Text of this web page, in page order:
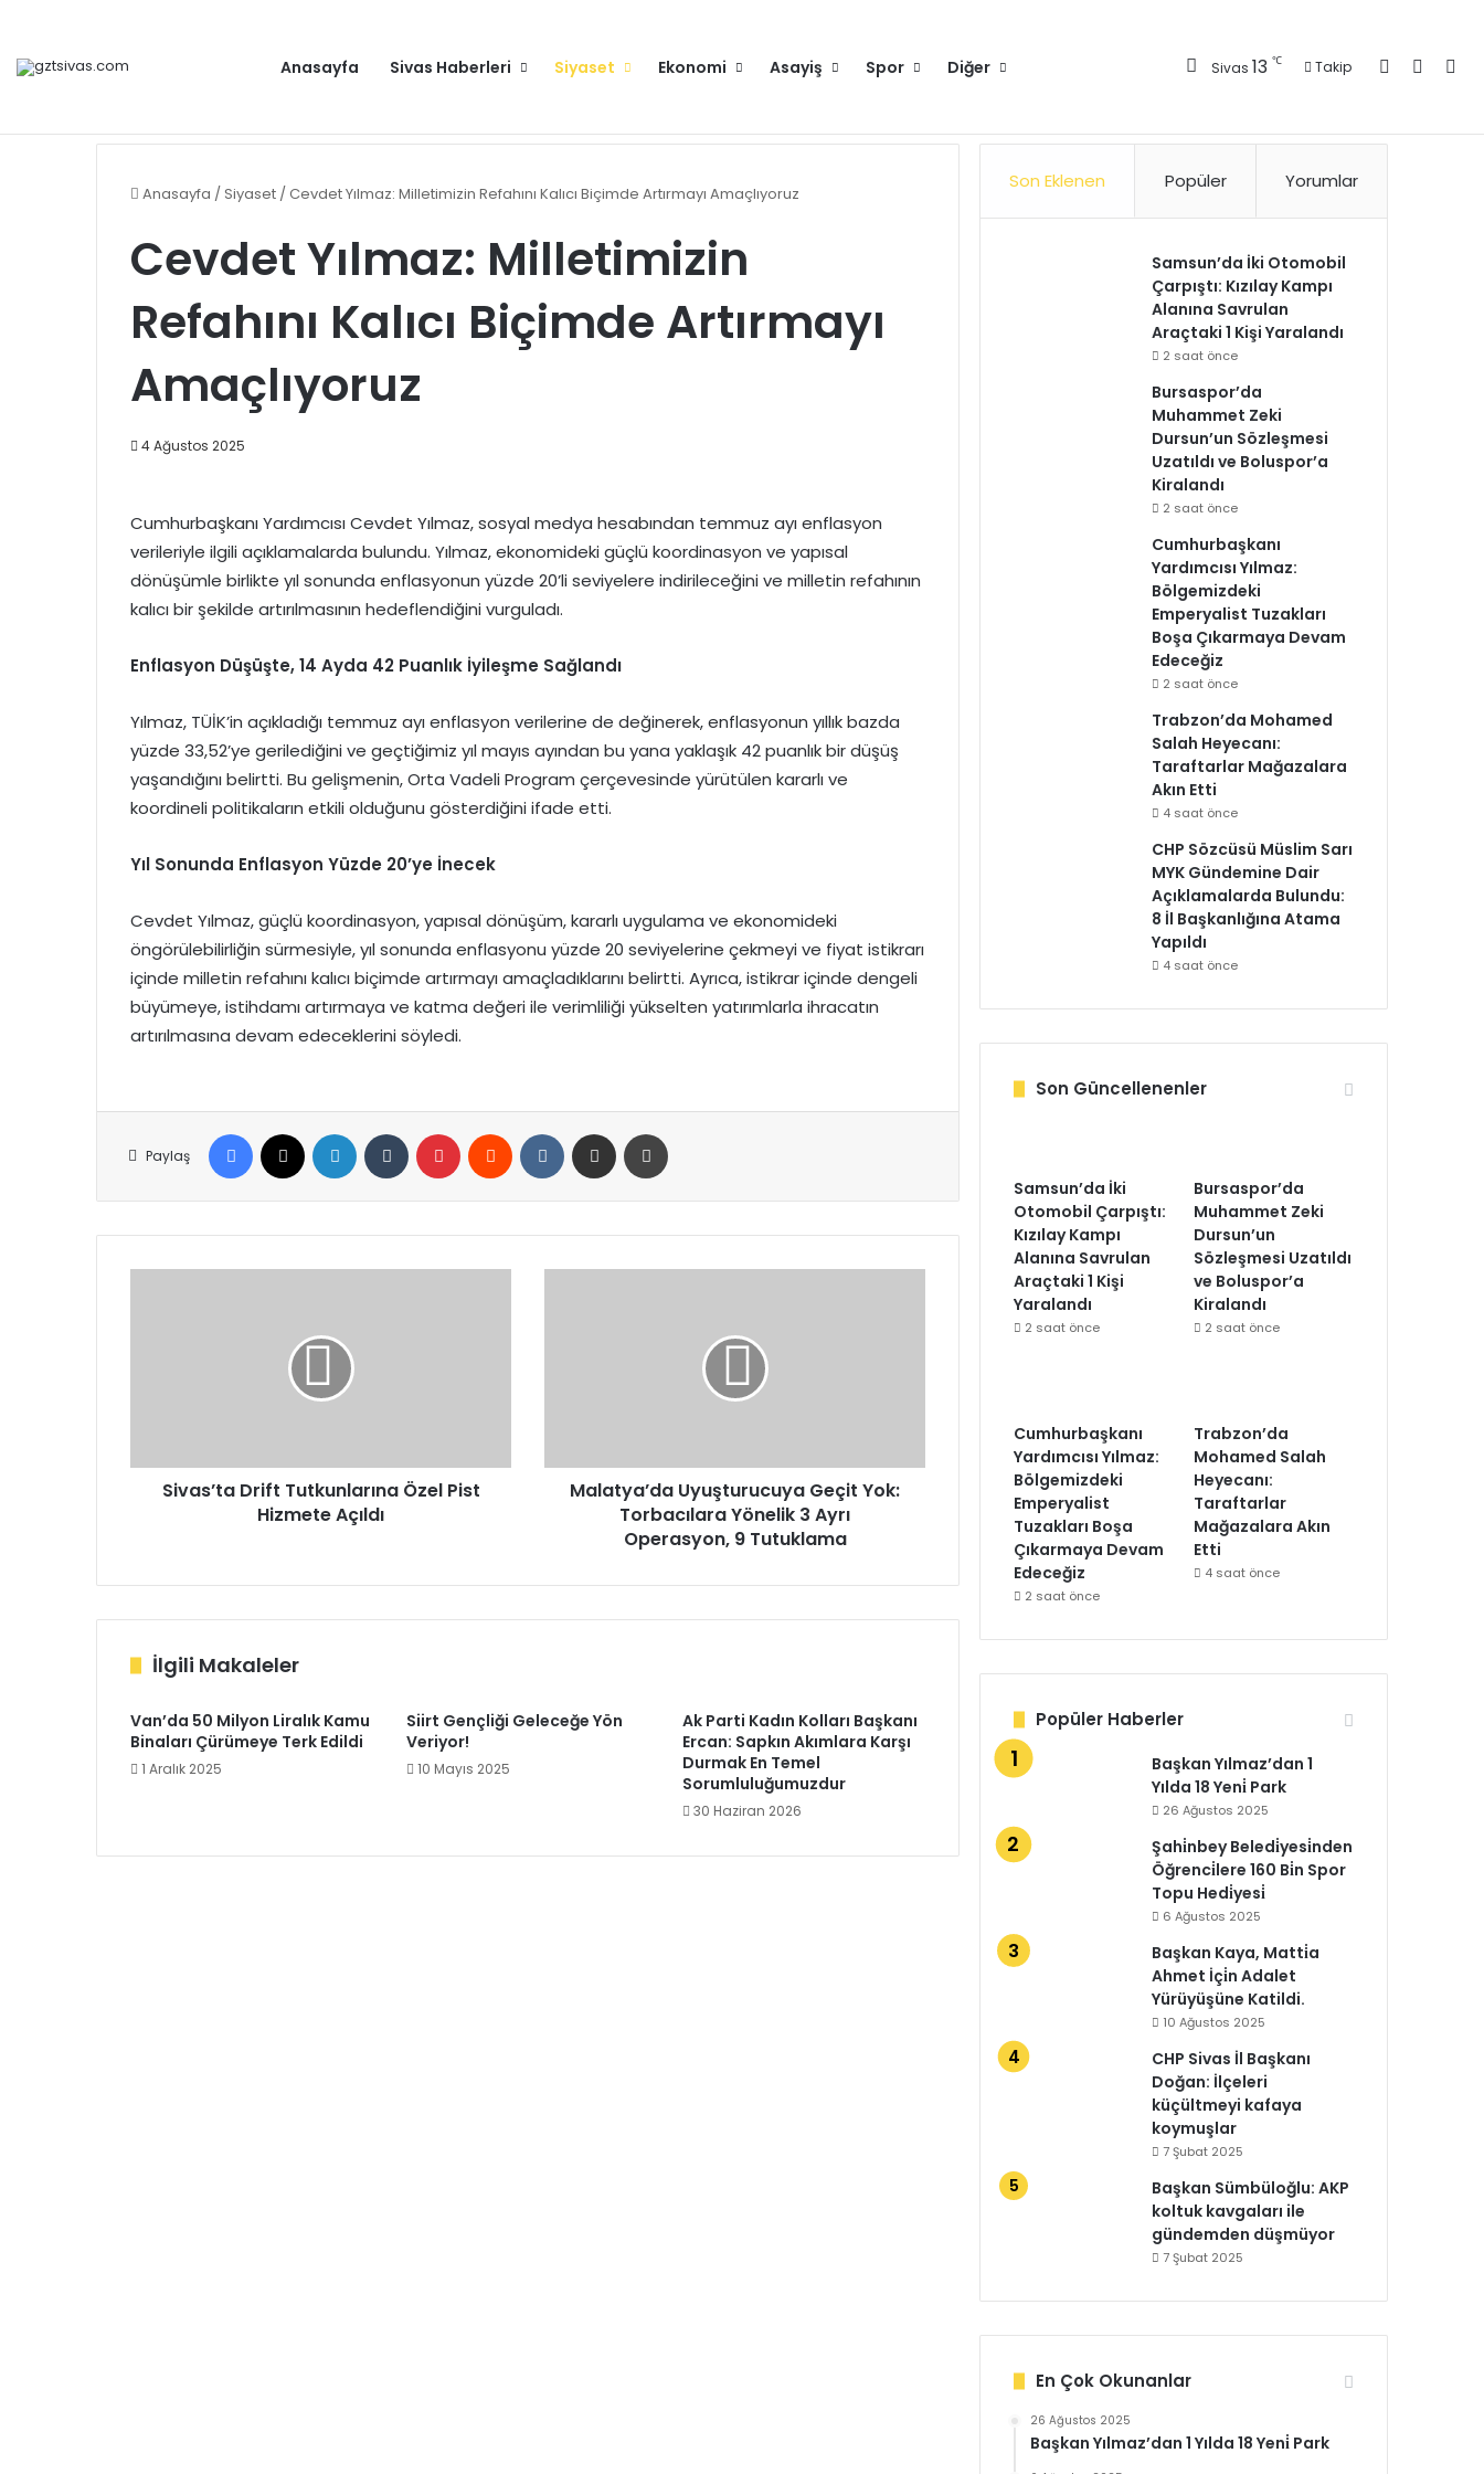
Anasayfa Sivas Haberleri Siyaset Ekonomi Asayiş Spor Diğer Sivas 13 ℃ Takip Kayıt Ol
Anasayfa /Siyaset /Cevdet Yılmaz: Milletimizin Refahını Kalıcı Biçimde Artırmayı Amaçlıyoruz
Cevdet Yılmaz: Milletimizin
Refahını Kalıcı Biçimde Artırmayı
Amaçlıyoruz
4 Ağustos 2025
Cumhurbaşkanı Yardımcısı Cevdet Yılmaz, sosyal medya hesabından temmuz ayı enflasyon
verileriyle ilgili açıklamalarda bulundu. Yılmaz, ekonomideki güçlü koordinasyon ve yapısal
dönüşümle birlikte yıl sonunda enflasyonun yüzde 20’li seviyelere indirileceğini ve milletin refahının
kalıcı bir şekilde artırılmasının hedeflendiğini vurguladı.
Enflasyon Düşüşte, 14 Ayda 42 Puanlık İyileşme Sağlandı
Yılmaz, TÜİK’in açıkladığı temmuz ayı enflasyon verilerine de değinerek, enflasyonun yıllık bazda
yüzde 33,52’ye gerilediğini ve geçtiğimiz yıl mayıs ayından bu yana yaklaşık 42 puanlık bir düşüş
yaşandığını belirtti. Bu gelişmenin, Orta Vadeli Program çerçevesinde yürütülen kararlı ve
koordineli politikaların etkili olduğunu gösterdiğini ifade etti.
Yıl Sonunda Enflasyon Yüzde 20’ye İnecek
Cevdet Yılmaz, güçlü koordinasyon, yapısal dönüşüm, kararlı uygulama ve ekonomideki
öngörülebilirliğin sürmesiyle, yıl sonunda enflasyonu yüzde 20 seviyelerine çekmeyi ve fiyat istikrarı
içinde milletin refahını kalıcı biçimde artırmayı amaçladıklarını belirtti. Ayrıca, istikrar içinde dengeli
büyümeye, istihdamı artırmaya ve katma değeri ile verimliliği yükselten yatırımlarla ihracatın
artırılmasına devam edeceklerini söyledi.
Paylaş
Facebook LinkedIn Tumblr Pinterest Reddit VKontakteE-Posta ile paylaş
Sivas’ta Drift Tutkunlarına Özel Pist
Hizmete Açıldı
Operasyon,
Malatya’da Uyuşturucuya Geçit Yok:
Torbacılara Yönelik 3 Ayrı
Operasyon, 9 Tutuklama
İlgili Makaleler
Van’da 50 Milyon Liralık Kamu
Binaları Çürümeye Terk Edildi
1 Aralık 2025
Siirt Gençliği Geleceğe Yön
Veriyor!
10 Mayıs 2025
Ak Parti Kadın Kolları Başkanı
Ercan: Sapkın Akımlara Karşı
Durmak En Temel
Sorumluluğumuzdur
30 Haziran 2026
Son Eklenen Popüler Yorumlar
Samsun’da İki Otomobil
Çarpıştı: Kızılay Kampı
Alanına Savrulan
Araçtaki 1 Kişi Yaralandı
2 saat önce
Bursaspor’da
Muhammet Zeki
Dursun’un Sözleşmesi
Uzatıldı ve Boluspor’a
Kiralandı
2 saat önce
Cumhurbaşkanı
Yardımcısı Yılmaz:
Bölgemizdeki
Emperyalist Tuzakları
Boşa Çıkarmaya Devam
Edeceğiz
2 saat önce
Trabzon’da Mohamed
Salah Heyecanı:
Taraftarlar Mağazalara
Akın Etti
4 saat önce
CHP Sözcüsü Müslim Sarı
MYK Gündemine Dair
Açıklamalarda Bulundu:
8 İl Başkanlığına Atama
Yapıldı
4 saat önce
Son Güncellenenler
Samsun’da İki
Otomobil Çarpıştı:
Kızılay Kampı
Alanına Savrulan
Araçtaki 1 Kişi
Yaralandı
2 saat önce
Bursaspor’da
Muhammet Zeki
Dursun’un
Sözleşmesi Uzatıldı
ve Boluspor’a
Kiralandı
2 saat önce
Cumhurbaşkanı
Yardımcısı Yılmaz:
Bölgemizdeki
Emperyalist
Tuzakları Boşa
Çıkarmaya Devam
Edeceğiz
2 saat önce
Trabzon’da
Mohamed Salah
Heyecanı:
Taraftarlar
Mağazalara Akın
Etti
4 saat önce
Popüler Haberler
Başkan Yılmaz’dan 1
Yılda 18 Yeni̇ Park
26 Ağustos 2025
Şahi̇nbey Beledi̇yesi̇nden
Öğrenci̇lere 160 Bi̇n Spor
Topu Hedi̇yesi̇
6 Ağustos 2025
Başkan Kaya, Matti̇a
Ahmet İçi̇n Adalet
Yürüyüşüne Katildi.
10 Ağustos 2025
CHP Sivas İl Başkanı
Doğan: İlçeleri
küçültmeyi kafaya
koymuşlar
7 Şubat 2025
Başkan Sümbüloğlu: AKP
koltuk kavgaları ile
gündemden düşmüyor
7 Şubat 2025
En Çok Okunanlar
26 Ağustos 2025
Başkan Yılmaz’dan 1 Yılda 18 Yeni̇ Park